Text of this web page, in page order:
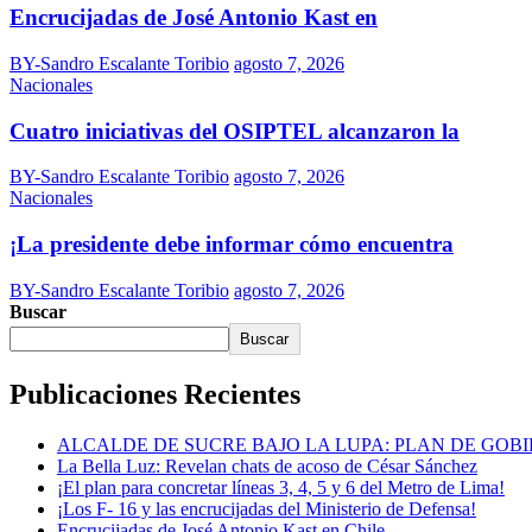
Encrucijadas de José Antonio Kast en
BY-Sandro Escalante Toribio agosto 7, 2026
Nacionales
Cuatro iniciativas del OSIPTEL alcanzaron la
BY-Sandro Escalante Toribio agosto 7, 2026
Nacionales
¡La presidente debe informar cómo encuentra
BY-Sandro Escalante Toribio agosto 7, 2026
Buscar
Buscar
Publicaciones Recientes
ALCALDE DE SUCRE BAJO LA LUPA: PLAN DE
La Bella Luz: Revelan chats de acoso de César Sánchez
¡El plan para concretar líneas 3, 4, 5 y 6 del Metro de Lima!
¡Los F- 16 y las encrucijadas del Ministerio de Defensa!